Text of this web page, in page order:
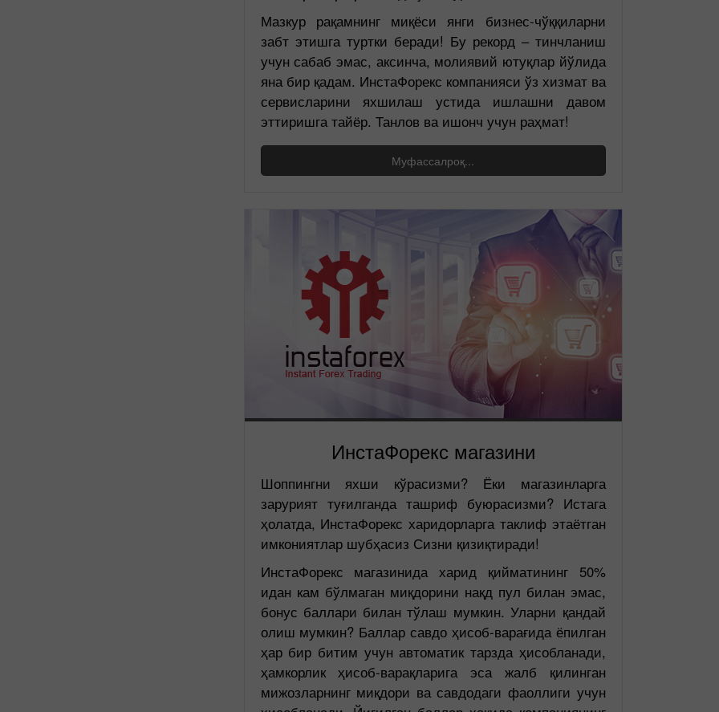
Мазкур рақамнинг миқёси янги бизнес-чўққиларни
забт этишга туртки беради! Бу рекорд – тинчланиш
учун сабаб эмас, аксинча, молиявий ютуқлар йўлида
яна бир қадам. ИнстаФорекс компанияси ўз хизмат ва
сервисларини яхшилаш устида ишлашни давом
эттиришга тайёр. Танлов ва ишонч учун раҳмат!
Муфассалроқ...
ИнстаФорекс магазини
Шоппингни яхши кўрасизми? Ёки магазинларга
зарурият туғилганда ташриф буюрасизми? Истага
ҳолатда, ИнстаФорекс харидорларга таклиф этаётган
имкониятлар шубҳасиз Сизни қизиқтиради!
ИнстаФорекс магазинида харид қийматининг 50%
идан кам бўлмаган миқдорини нақд пул билан эмас,
бонус баллари билан тўлаш мумкин. Уларни қандай
олиш мумкин? Баллар савдо ҳисоб-варағида ёпилган
ҳар бир битим учун автоматик тарзда ҳисобланади,
ҳамкорлик ҳисоб-варақларига эса жалб қилинган
мижозларнинг миқдори ва савдодаги фаоллиги учун